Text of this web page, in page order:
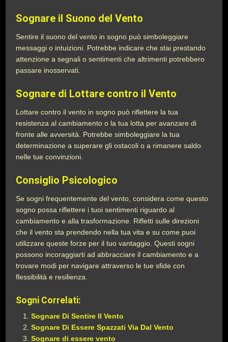
Sognare il Suono del Vento
Sentire il suono del vento in sogno può simboleggiare
messaggi o intuizioni. Potrebbe indicare che stai prestando
attenzione a segnali o sentimenti che altrimenti potrebbero
passare inosservati.
Sognare di Lottare contro il Vento
Lottare contro il vento in sogno può riflettere la tua
resistenza al cambiamento o la tua lotta per avanzare di
fronte alle avversità. Potrebbe simboleggiare la tua
determinazione a superare gli ostacoli o a rimanere saldo
nelle tue convinzioni.
Consiglio Psicologico
Se sogni frequentemente del vento, considera come questo
sogno possa riflettere i tuoi sentimenti riguardo al
cambiamento e alla trasformazione. Rifletti sulle direzioni
che il vento sta prendendo nella tua vita e su come puoi
utilizzare queste forze per il tuo vantaggio. Questi sogni
possono incoraggiarti ad abbracciare il cambiamento e a
trovare modi per navigare attraverso le tue sfide con
flessibilità e resilienza.
Sogni Correlati:
Sognare Di Sentire Il Vento
Sognare Di Essere Spazzati Via Dal Vento
Sognare di essere vento